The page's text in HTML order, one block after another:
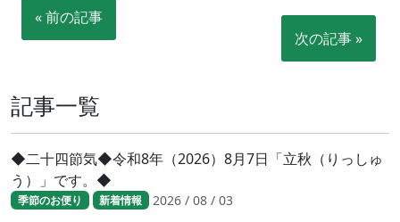
« 前の記事
次の記事 »
記事一覧
◆二十四節気◆令和8年（2026）8月7日「立秋（りっしゅ
う）」です。◆
季節のお便り 新着情報 2026 / 08 / 03